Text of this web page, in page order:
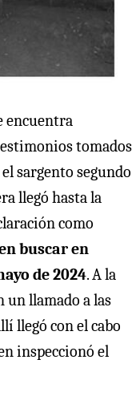
encuentra
tomados
sargento segundo
llegó hasta la
como
buscar en
de 2024. A la
un llamado a las
llegó con el cabo
inspeccionó el